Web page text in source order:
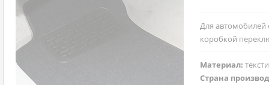
Для автомобилей
коробкой
Материал:
Страна